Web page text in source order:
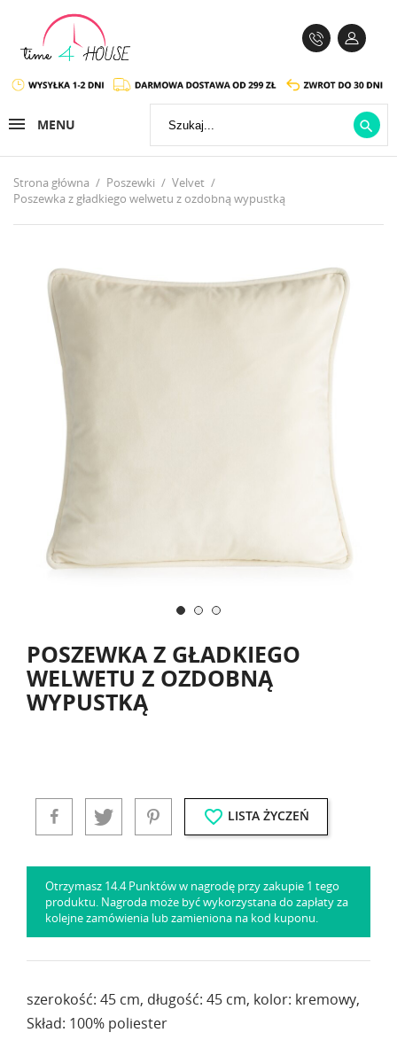
MENU 
Strona główna Poszewki
Velvet
Poszewka z gładkiego welwetu z ozdobną wypustką
POSZEWKA Z GŁADKIEGO
WELWETU Z OZDOBNĄ
WYPUSTKĄ
favorite_border LISTA ŻYCZEŃ
Otrzymasz 14.4 Punktów w nagrodę przy zakupie 1 tego
produktu. Nagroda może być wykorzystana do zapłaty za
kolejne zamówienia lub zamieniona na kod kuponu.
szerokość: 45 cm, długość: 45 cm, kolor: kremowy,
Skład: 100% poliester